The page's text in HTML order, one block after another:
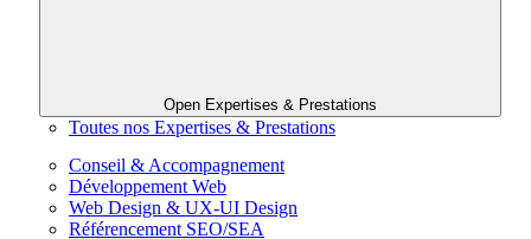
Open Expertises & Prestations
Toutes nos Expertises & Prestations
Conseil & Accompagnement
Développement Web
Web Design & UX-UI Design
Référencement SEO/SEA